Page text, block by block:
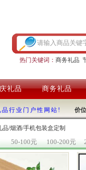
热门关键词： 商务礼品
礼品 商务礼品
行业门户性网站! 价
/烟酒/手机包装盒定制
50-100元 100-200元